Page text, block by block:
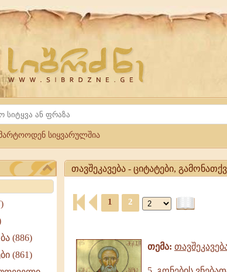
Website
Sibrdzne.ge
სიყვარულშია
(886)
(861)
თავშეკავება - ციტატები,
ციტატები,
გამონათქვამები,
ციტატები
გამონათქვამები
1 2
თემა: